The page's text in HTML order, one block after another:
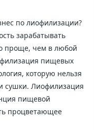
зарабатывать
проще, чем в любой
пищевых
которую нельзя
сушки. Лиофилизация
пищевой
процветающее